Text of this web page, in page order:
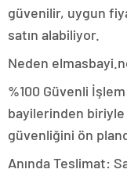
güvenilir, uygun
satın alabiliyor.
Neden
%100 Güvenli
bayilerinden biriyle
güvenliğini ön
Anında Teslimat: